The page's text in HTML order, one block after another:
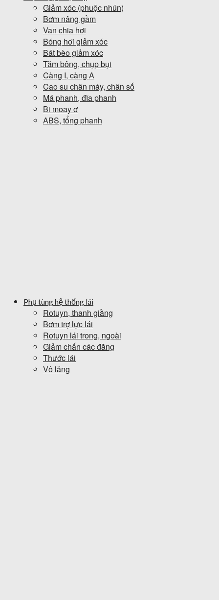
Giảm xóc (phuộc nhún)
Bơm nâng gầm
Van chia hơi
Bóng hơi giảm xóc
Bát bèo giảm xóc
Tăm bông, chụp bụi
Càng I, càng A
Cao su chân máy, chân số
Má phanh, đĩa phanh
Bi moay ơ
ABS, tổng phanh
Phụ tùng hệ thống lái
Rotuyn, thanh giằng
Bơm trợ lực lái
Rotuyn lái trong, ngoài
Giảm chấn các đăng
Thước lái
Vô lăng